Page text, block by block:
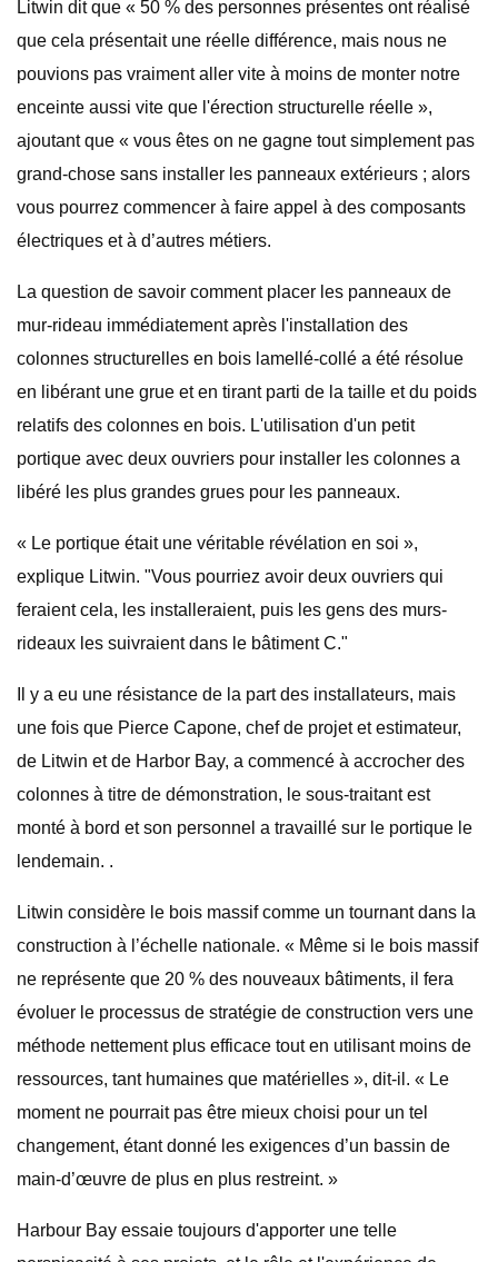
Litwin dit que « 50 % des personnes présentes ont réalisé
que cela présentait une réelle différence, mais nous ne
pouvions pas vraiment aller vite à moins de monter notre
enceinte aussi vite que l'érection structurelle réelle »,
ajoutant que « vous êtes on ne gagne tout simplement pas
grand-chose sans installer les panneaux extérieurs ; alors
vous pourrez commencer à faire appel à des composants
électriques et à d’autres métiers.
La question de savoir comment placer les panneaux de
mur-rideau immédiatement après l'installation des
colonnes structurelles en bois lamellé-collé a été résolue
en libérant une grue et en tirant parti de la taille et du poids
relatifs des colonnes en bois. L'utilisation d'un petit
portique avec deux ouvriers pour installer les colonnes a
libéré les plus grandes grues pour les panneaux.
« Le portique était une véritable révélation en soi »,
explique Litwin. "Vous pourriez avoir deux ouvriers qui
feraient cela, les installeraient, puis les gens des murs-
rideaux les suivraient dans le bâtiment C."
Il y a eu une résistance de la part des installateurs, mais
une fois que Pierce Capone, chef de projet et estimateur,
de Litwin et de Harbor Bay, a commencé à accrocher des
colonnes à titre de démonstration, le sous-traitant est
monté à bord et son personnel a travaillé sur le portique le
lendemain. .
Litwin considère le bois massif comme un tournant dans la
construction à l’échelle nationale. « Même si le bois massif
ne représente que 20 % des nouveaux bâtiments, il fera
évoluer le processus de stratégie de construction vers une
méthode nettement plus efficace tout en utilisant moins de
ressources, tant humaines que matérielles », dit-il. « Le
moment ne pourrait pas être mieux choisi pour un tel
changement, étant donné les exigences d’un bassin de
main-d’œuvre de plus en plus restreint. »
Harbour Bay essaie toujours d'apporter une telle